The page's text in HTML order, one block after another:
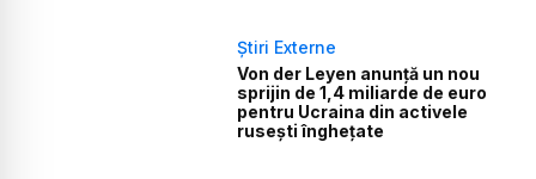
Știri Externe
Von der Leyen anunță un nou
sprijin de 1,4 miliarde de euro
pentru Ucraina din activele
rusești înghețate